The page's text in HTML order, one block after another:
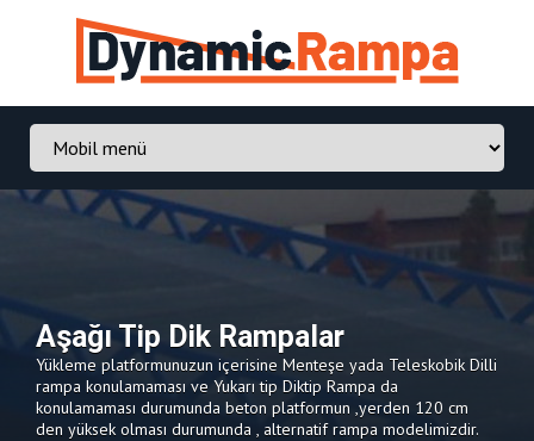
Aşağı Tip Dik Rampalar
Yükleme platformunuzun içerisine Menteşe yada Teleskobik Dilli
rampa konulamaması ve Yukarı tip Diktip Rampa da
konulamaması durumunda beton platformun ,yerden 120 cm
den yüksek olması durumunda , alternatif rampa modelimizdir.